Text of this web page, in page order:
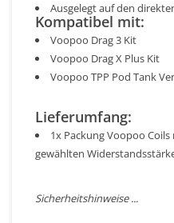
Ausgelegt auf den
Kompatibel mit:
Voopoo Drag 3 Kit
Voopoo Drag X Plus Kit
Voopoo TPP Pod Tank
Lieferumfang:
1x Packung Voopoo
gewählten
Sicherheitshinweise ...